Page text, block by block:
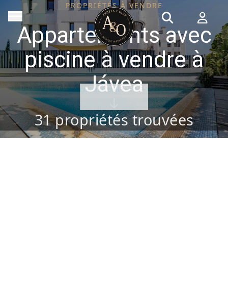
PROPRIÉTÉS À VENDRE
Appartements avec
piscine à vendre à
Jávea
31propriétés trouvées
VER PROPIEDADES